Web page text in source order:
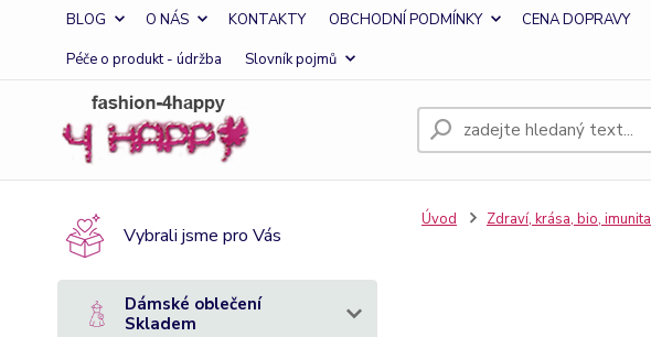
BLOG O NÁS KONTAKTY OBCHODNÍ PODMÍNKY CENA DOPRAVY
Péče o produkt - údržba
Slovník pojmů
Vybrali jsme pro Vás
Dámské oblečení
Skladem
Úvod Zdraví, krása, bio, imunita